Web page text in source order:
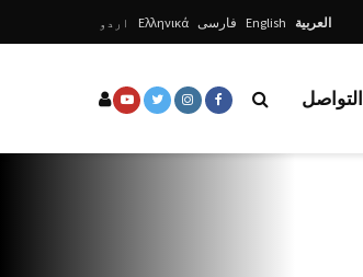
العربية English فارسی Ελληνικά اردو
التواصل